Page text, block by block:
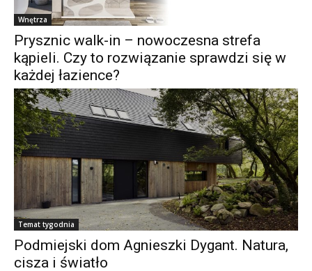
Wnętrza
Prysznic walk-in – nowoczesna strefa
kąpieli. Czy to rozwiązanie sprawdzi się w
każdej łazience?
Temat tygodnia
Podmiejski dom Agnieszki Dygant. Natura,
cisza i światło